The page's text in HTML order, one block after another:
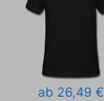
ab 26,49 €